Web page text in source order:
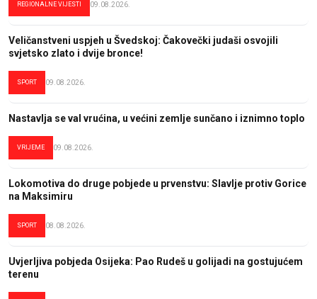
REGIONALNE VIJESTI 09.08.2026.
Veličanstveni uspjeh u Švedskoj: Čakovečki judaši osvojili
svjetsko zlato i dvije bronce!
SPORT 09.08.2026.
Nastavlja se val vrućina, u većini zemlje sunčano i iznimno toplo
VRIJEME 09.08.2026.
Lokomotiva do druge pobjede u prvenstvu: Slavlje protiv Gorice
na Maksimiru
SPORT 08.08.2026.
Uvjerljiva pobjeda Osijeka: Pao Rudeš u golijadi na gostujućem
terenu